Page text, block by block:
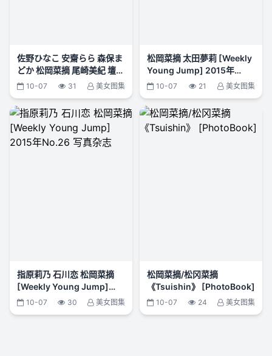
佐野ひなこ 安齋らら 森保ま
どか 松岡菜摘 尾崎美紀 壇蜜
清野菜名 佐山彩香 ゆうみ
No.30 写真杂志
10-07 31 美女图集
松岡菜摘 太田夢莉 [Weekly
Young Jump] 2015年
No.43 写真杂志
10-07 21 美女图集
指原莉乃 石川恋 松岡菜摘
[Weekly Young Jump]
2015年No.26 写真杂志
10-07 30 美女图集
松岡菜摘/松冈菜摘
《Tsuishin》 [PhotoBook]
10-07 24 美女图集